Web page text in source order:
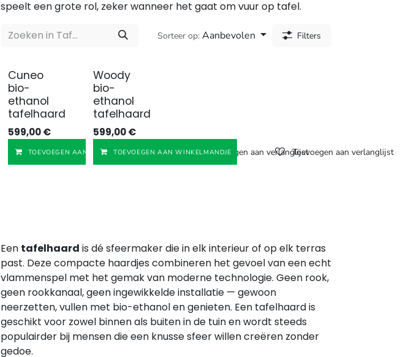
speelt een grote rol, zeker wanneer het gaat om vuur op tafel.
Sorteer op: Aanbevolen Filters
Cuneo
bio-
ethanol
tafelhaard
599,00€
TOEVOEGEN AAN WINKELMANDJE Toevoegen aan verlanglijst
Woody
bio-
ethanol
tafelhaard
599,00€
TOEVOEGEN AAN WINKELMANDJE Toevoegen aan verlanglijst
Een tafelhaard is dé sfeermaker die in elk interieur of op elk terras
past. Deze compacte haardjes combineren het gevoel van een echt
vlammenspel met het gemak van moderne technologie. Geen rook,
geen rookkanaal, geen ingewikkelde installatie — gewoon
neerzetten, vullen met bio-ethanol en genieten. Een tafelhaard is
geschikt voor zowel binnen als buiten in de tuin en wordt steeds
populairder bij mensen die een knusse sfeer willen creëren zonder
gedoe.